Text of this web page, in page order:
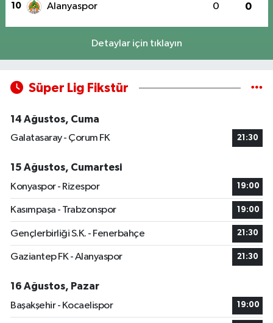
10 Alanyaspor 0 0
Detaylar için tıklayın
Süper Lig Fikstür
14 Ağustos, Cuma
Galatasaray - Çorum FK
21:30
15 Ağustos, Cumartesi
Konyaspor - Rizespor
19:00
Kasımpaşa - Trabzonspor 19:00
Gençlerbirliği S.K. - Fenerbahçe 21:30
Gaziantep FK - Alanyaspor 21:30
16 Ağustos, Pazar
Başakşehir - Kocaelispor
19:00